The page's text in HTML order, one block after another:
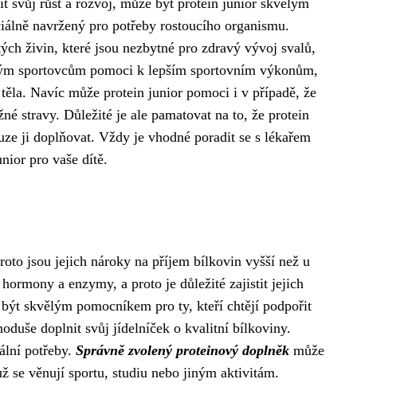
svůj růst a rozvoj, může být protein junior skvělým
navržený pro potřeby rostoucího organismu.
živin, které jsou nezbytné pro zdravý vývoj svalů,
sportovcům pomoci k lepším sportovním výkonům,
Navíc může protein junior pomoci i v případě, že
stravy. Důležité je ale pamatovat na to, že protein
ji doplňovat. Vždy je vhodné poradit se s lékařem
pro vaše dítě.
jsou jejich nároky na příjem bílkovin vyšší než u
a enzymy, a proto je důležité zajistit jejich
skvělým pomocníkem pro ty, kteří chtějí podpořit
doplnit svůj jídelníček o kvalitní bílkoviny.
potřeby. Správně zvolený proteinový doplněk může
se věnují sportu, studiu nebo jiným aktivitám.